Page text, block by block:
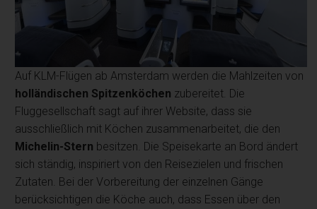
Auf KLM-Flügen ab Amsterdam werden die Mahlzeiten von
holländischen Spitzenköchen zubereitet. Die
Fluggesellschaft sagt auf ihrer Website, dass sie
ausschließlich mit Köchen zusammenarbeitet, die den
Michelin-Stern besitzen. Die Speisekarte an Bord ändert
sich ständig, inspiriert von den Reisezielen und frischen
Zutaten. Bei der Vorbereitung der einzelnen Gänge
berücksichtigen die Köche auch, dass Essen über den